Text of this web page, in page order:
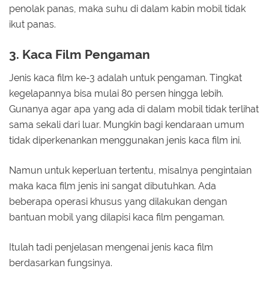
penolak panas, maka suhu di dalam kabin mobil tidak
ikut panas.
3. Kaca Film Pengaman
Jenis kaca film ke-3 adalah untuk pengaman. Tingkat
kegelapannya bisa mulai 80 persen hingga lebih.
Gunanya agar apa yang ada di dalam mobil tidak terlihat
sama sekali dari luar. Mungkin bagi kendaraan umum
tidak diperkenankan menggunakan jenis kaca film ini.
Namun untuk keperluan tertentu, misalnya pengintaian
maka kaca film jenis ini sangat dibutuhkan. Ada
beberapa operasi khusus yang dilakukan dengan
bantuan mobil yang dilapisi kaca film pengaman.
Itulah tadi penjelasan mengenai jenis kaca film
berdasarkan fungsinya.